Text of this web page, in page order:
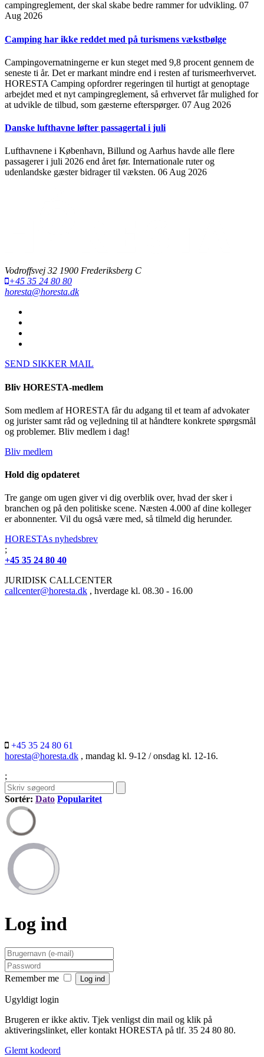
campingreglement, der skal skabe bedre rammer for udvikling. 07
Aug 2026
Camping har ikke reddet med på turismens vækstbølge
Campingovernatningerne er kun steget med 9,8 procent gennem de
seneste ti år. Det er markant mindre end i resten af turismeerhvervet.
HORESTA Camping opfordrer regeringen til hurtigt at genoptage
arbejdet med et nyt campingreglement, så erhvervet får mulighed for
at udvikle de tilbud, som gæsterne efterspørger. 07 Aug 2026
Danske lufthavne løfter passagertal i juli
Lufthavnene i København, Billund og Aarhus havde alle flere
passagerer i juli 2026 end året før. Internationale ruter og
udenlandske gæster bidrager til væksten. 06 Aug 2026
Vodroffsvej 32 1900 Frederiksberg C
+45 35 24 80 80
horesta@horesta.dk
SEND SIKKER MAIL
Bliv HORESTA-medlem
Som medlem af HORESTA får du adgang til et team af advokater
og jurister samt råd og vejledning til at håndtere konkrete spørgsmål
og problemer. Bliv medlem i dag!
Bliv medlem
Hold dig opdateret
Tre gange om ugen giver vi dig overblik over, hvad der sker i
branchen og på den politiske scene. Næsten 4.000 af dine kolleger
er abonnenter. Vil du også være med, så tilmeld dig herunder.
HORESTAs nyhedsbrev
;
+45 35 24 80 40
JURIDISK CALLCENTER
callcenter@horesta.dk , hverdage kl. 08.30 - 16.00
+45 35 24 80 61
horesta@horesta.dk , mandag kl. 9-12 / onsdag kl. 12-16.
;
Sortér: Dato Popularitet
Log ind
Remember me
Ugyldigt login
Brugeren er ikke aktiv. Tjek venligst din mail og klik på
aktiveringslinket, eller kontakt HORESTA på tlf. 35 24 80 80.
Glemt kodeord